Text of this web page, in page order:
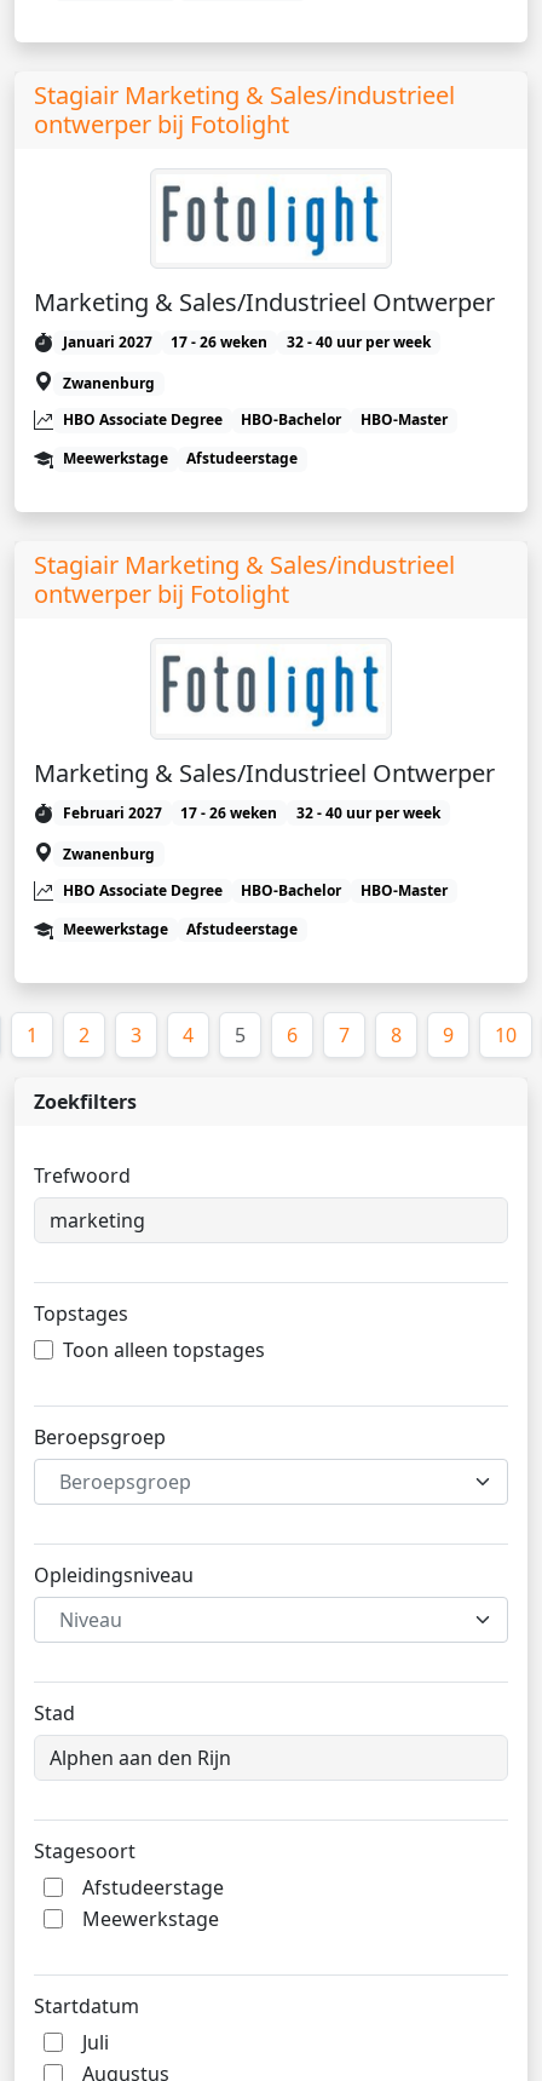
Zoekfilters
Trefwoord
Topstages
Toon alleen topstages
Beroepsgroep
Beroepsgroep
Opleidingsniveau
Niveau
Stad
Stagesoort
Afstudeerstage
Meewerkstage
Startdatum
Juli
Augustus
Stagiair Marketing & Sales/industrieel
ontwerper bij Fotolight
Marketing & Sales/Industrieel Ontwerper
Januari 2027 17 - 26 weken
32 - 40 uur per week
Zwanenburg
HBO Associate Degree
HBO-Bachelor
HBO-Master
Meewerkstage
Afstudeerstage
Stagiair Marketing & Sales/industrieel
ontwerper bij Fotolight
Marketing & Sales/Industrieel Ontwerper
Februari 2027 17 - 26 weken
32 - 40 uur per week
Zwanenburg
HBO Associate Degree
HBO-Bachelor
HBO-Master
Meewerkstage
Afstudeerstage
1 2 3 4 5(huidige)
6 7 8 9 10